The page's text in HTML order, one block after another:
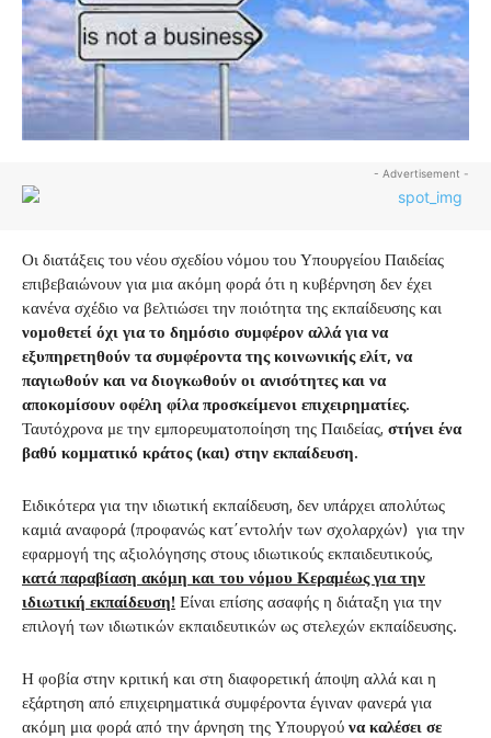
- Advertisement -
Οι διατάξεις του νέου σχεδίου νόμου του Υπουργείου Παιδείας
επιβεβαιώνουν για μια ακόμη φορά ότι η κυβέρνηση δεν έχει
κανένα σχέδιο να βελτιώσει την ποιότητα της εκπαίδευσης και
νομοθετεί όχι για το δημόσιο συμφέρον αλλά για να
εξυπηρετηθούν τα συμφέροντα της κοινωνικής ελίτ, να
παγιωθούν και να διογκωθούν οι ανισότητες και να
αποκομίσουν οφέλη φίλα προσκείμενοι επιχειρηματίες.
Ταυτόχρονα με την εμπορευματοποίηση της Παιδείας, στήνει ένα
βαθύ κομματικό κράτος (και) στην εκπαίδευση.
Ειδικότερα για την ιδιωτική εκπαίδευση, δεν υπάρχει απολύτως
καμιά αναφορά (προφανώς κατ΄εντολήν των σχολαρχών) για την
εφαρμογή της αξιολόγησης στους ιδιωτικούς εκπαιδευτικούς,
κατά παραβίαση ακόμη και του νόμου Κεραμέως για την
ιδιωτική εκπαίδευση! Είναι επίσης ασαφής η διάταξη για την
επιλογή των ιδιωτικών εκπαιδευτικών ως στελεχών εκπαίδευσης.
Η φοβία στην κριτική και στη διαφορετική άποψη αλλά και η
εξάρτηση από επιχειρηματικά συμφέροντα έγιναν φανερά για
ακόμη μια φορά από την άρνηση της Υπουργού να καλέσει σε